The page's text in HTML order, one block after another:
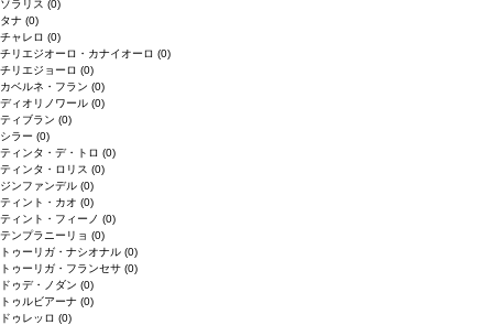
ソラリス (0)
タナ (0)
チャレロ (0)
チリエジオーロ・カナイオーロ (0)
チリエジョーロ (0)
カベルネ・フラン (0)
ディオリノワール (0)
ティブラン (0)
シラー (0)
ティンタ・デ・トロ (0)
ティンタ・ロリス (0)
ジンファンデル (0)
ティント・カオ (0)
ティント・フィーノ (0)
テンプラニーリョ (0)
トゥーリガ・ナシオナル (0)
トゥーリガ・フランセサ (0)
ドゥデ・ノダン (0)
トゥルビアーナ (0)
ドゥレッロ (0)